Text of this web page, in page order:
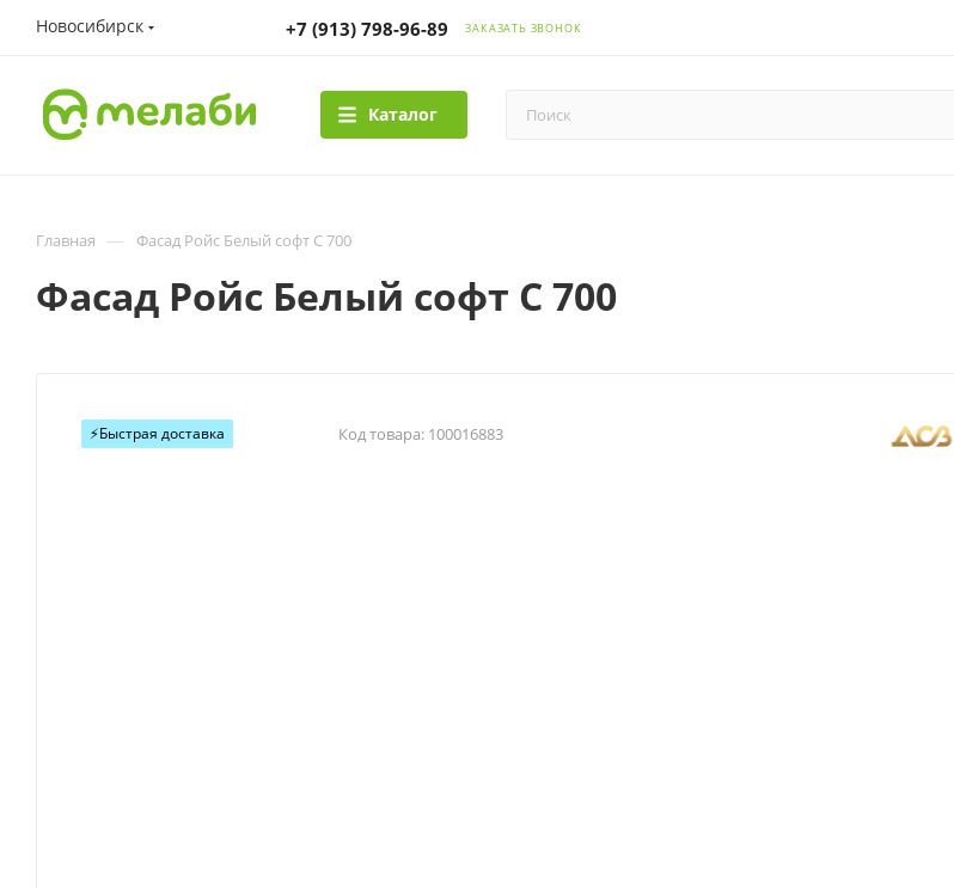
Новосибирск +7 (913) 798-96-89 ЗАКАЗАТЬ ЗВОНОК
Каталог
Главная — Фасад Ройс Белый софт С 700
Фасад Ройс Белый софт С 700
⚡️Быстрая доставка Код товара: 100016883